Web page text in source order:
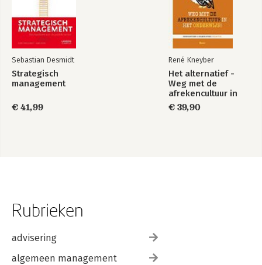
Sebastian Desmidt
Strategisch
management
€ 41,99
René Kneyber
Het alternatief -
Weg met de
afrekencultuur in
het onderwijs!
€ 39,90
Rubrieken
advisering
algemeen management